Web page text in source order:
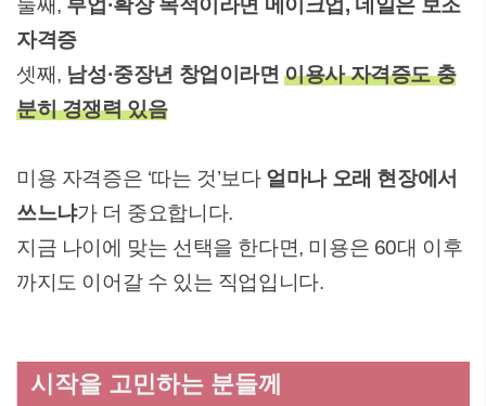
둘째, 부업·확장 목적이라면 메이크업, 네일은 보조
자격증
셋째, 남성·중장년 창업이라면이용사 자격증도 충
분히 경쟁력 있음
미용 자격증은 ‘따는 것’보다 얼마나 오래 현장에서
쓰느냐가 더 중요합니다.
지금 나이에 맞는 선택을 한다면, 미용은 60대 이후
까지도 이어갈 수 있는 직업입니다.
시작을 고민하는 분들께